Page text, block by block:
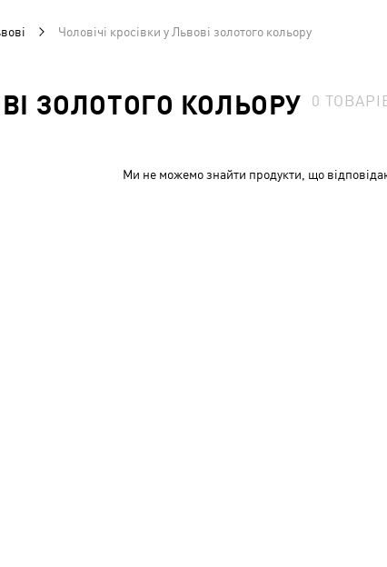
Чоловічі кросівки у Львові золотого кольору
ЗОЛОТОГО КОЛЬОРУ 0
Ми не можемо знайти продукти, що